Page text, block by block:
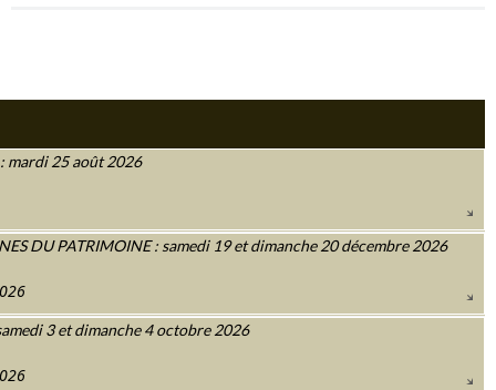
mardi 25 août 2026
DU PATRIMOINE : samedi 19 et dimanche 20 décembre 2026
3 et dimanche 4 octobre 2026